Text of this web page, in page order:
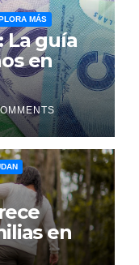
MÁS
La guía
en
en